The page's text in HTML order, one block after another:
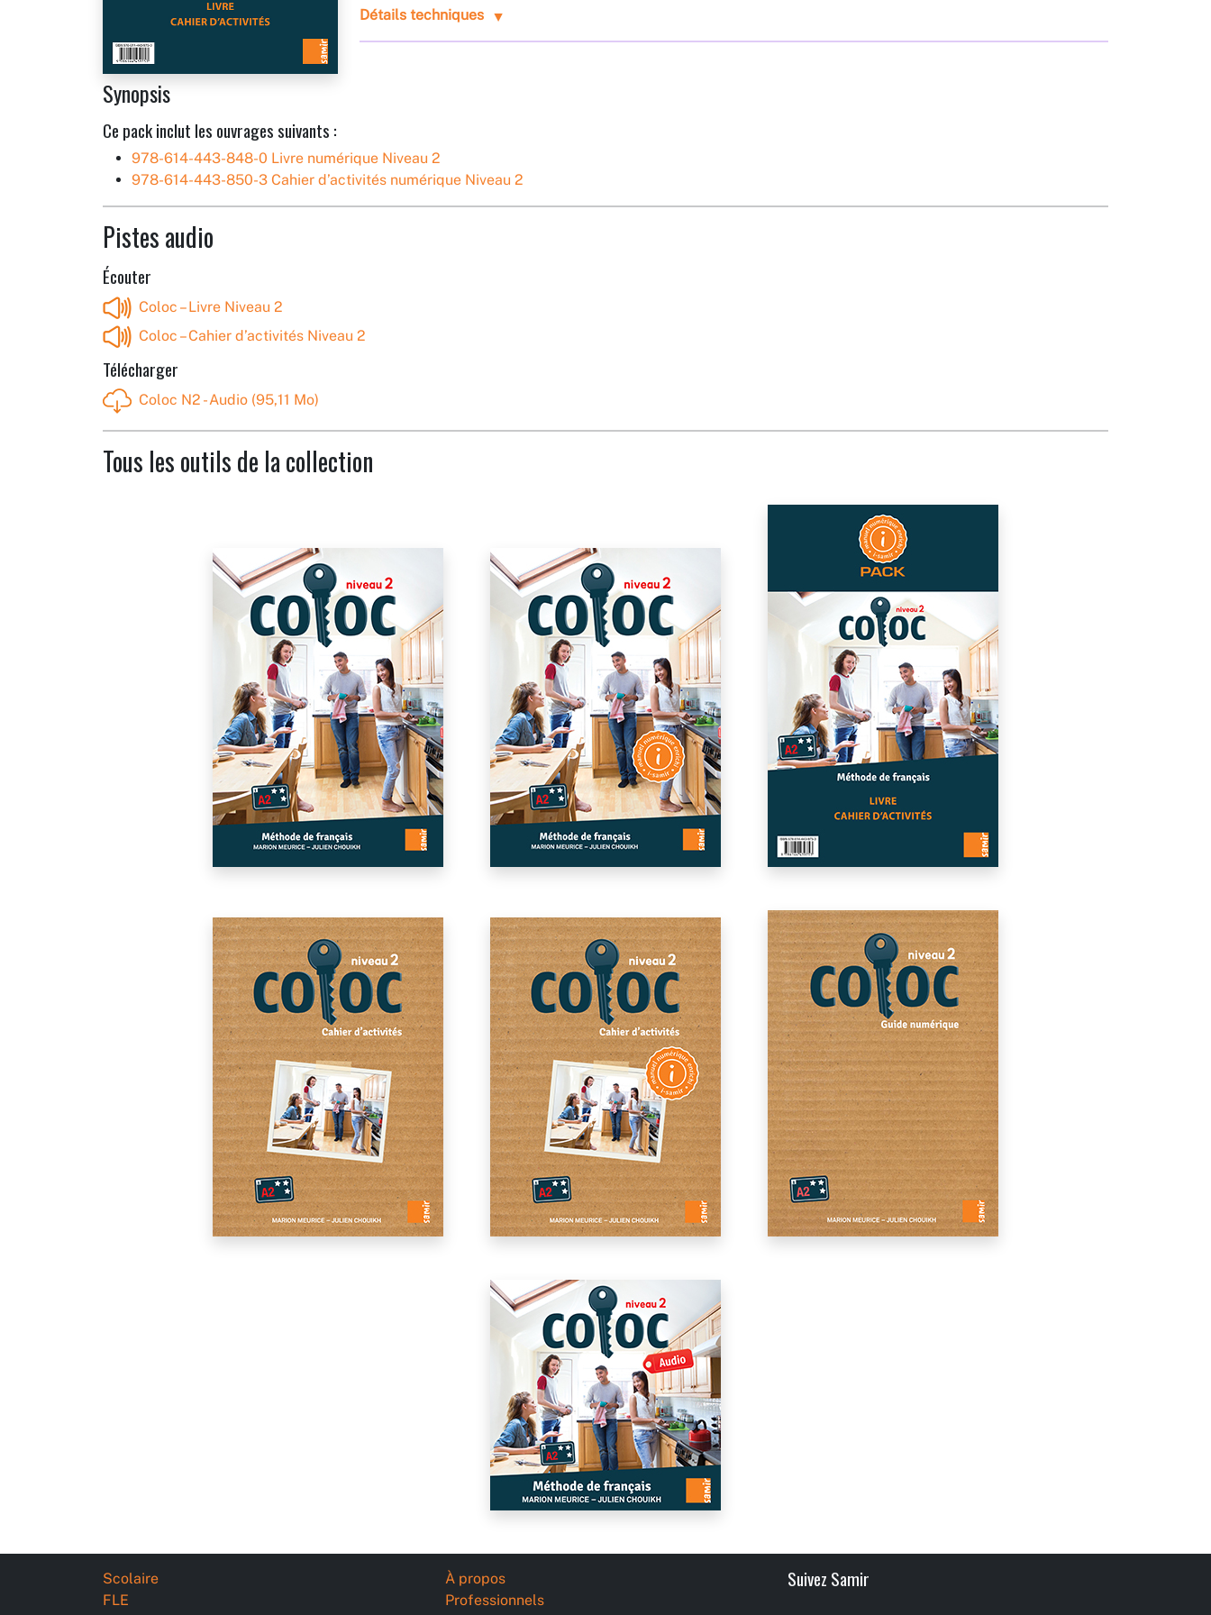
Détails techniques
Synopsis
Ce pack inclut les ouvrages suivants :
978-614-443-848-0 Livre numérique Niveau 2
978-614-443-850-3 Cahier d’activités numérique Niveau 2
Pistes audio
Écouter
Coloc – Livre Niveau 2
Coloc – Cahier d’activités Niveau 2
Télécharger
Coloc N2 - Audio (95,11 Mo)
Tous les outils de la collection
Scolaire
FLE
À propos
Professionnels
Suivez Samir